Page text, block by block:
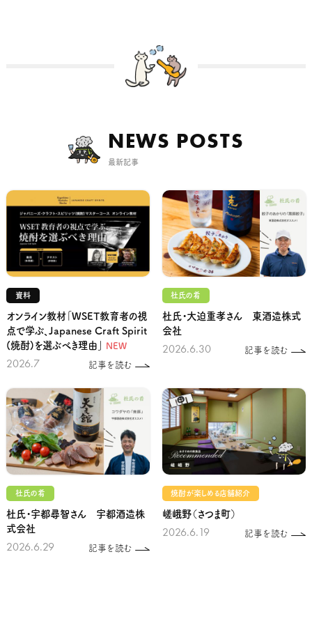
NEWS POSTS
最新記事
資料
オンライン教材「WSET教育者の視
点で学ぶ、Japanese Craft Spirit
(焼酎)を選ぶべき理由」
NEW
2026.7 記事を読む
杜氏の肴
杜氏・大迫重孝さん 東酒造株式
会社
2026.6.30 記事を読む
杜氏の肴
杜氏・宇都尋智さん 宇都酒造株
式会社
2026.6.29 記事を読む
焼酎が楽しめる店舗紹介
嵯峨野（さつま町）
2026.6.19 記事を読む